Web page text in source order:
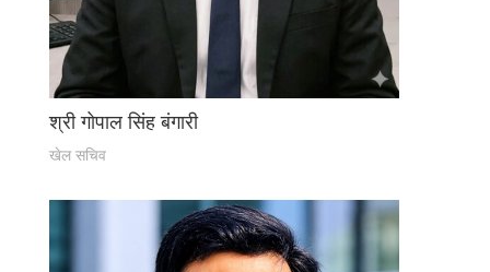
श्री गोपाल सिंह बंगारी
खेल सचिव